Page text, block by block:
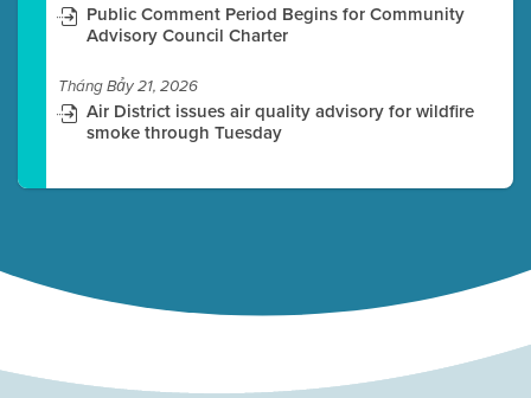
Public Comment Period Begins for Community
Advisory Council Charter
Tháng Bảy 21, 2026
Air District issues air quality advisory for wildfire
smoke through Tuesday